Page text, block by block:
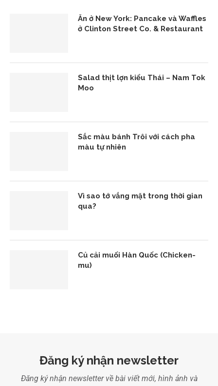
Ăn ở New York: Pancake và Waffles
ở Clinton Street Co. & Restaurant
Salad thịt lợn kiểu Thái – Nam Tok
Moo
Sắc màu bánh Trôi với cách pha
màu tự nhiên
Vì sao tớ vắng mặt trong thời gian
qua?
Củ cải muối Hàn Quốc (Chicken-
mu)
Đăng ký nhận newsletter
Đăng ký nhận newsletter về bài viết mới, hình ảnh và